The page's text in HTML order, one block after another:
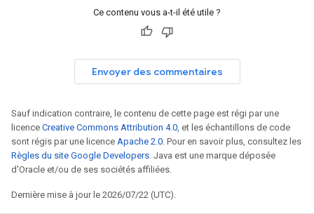
Ce contenu vous a-t-il été utile ?
Envoyer des commentaires
Sauf indication contraire, le contenu de cette page est régi par une
licence Creative Commons Attribution 4.0, et les échantillons de code
sont régis par une licence Apache 2.0. Pour en savoir plus, consultez les
Règles du site Google Developers. Java est une marque déposée
d'Oracle et/ou de ses sociétés affiliées.
Dernière mise à jour le 2026/07/22 (UTC).